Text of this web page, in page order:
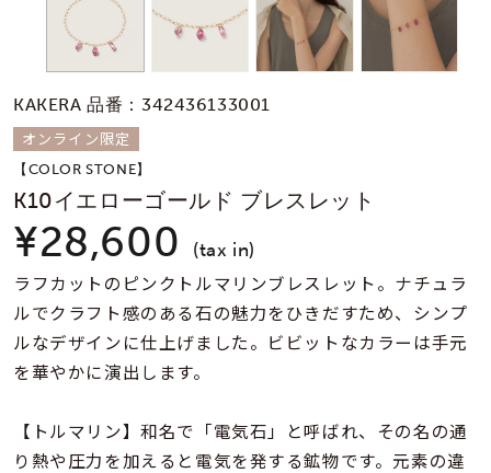
モチーフ
石の色
ファッションテイス
ト
着用シーン
コレクション
レディース
リングサイズ
～
KAKERA 品番：342436133001
オンライン限定
【COLOR STONE】
K10イエローゴールド ブレスレット
¥28,600 (tax in)
ラフカットのピンクトルマリンブレスレット。ナチュラ
ルでクラフト感のある石の魅力をひきだすため、シンプ
ルなデザインに仕上げました。ビビットなカラーは手元
を華やかに演出します。
【トルマリン】和名で「電気石」と呼ばれ、その名の通
り熱や圧力を加えると電気を発する鉱物です。元素の違